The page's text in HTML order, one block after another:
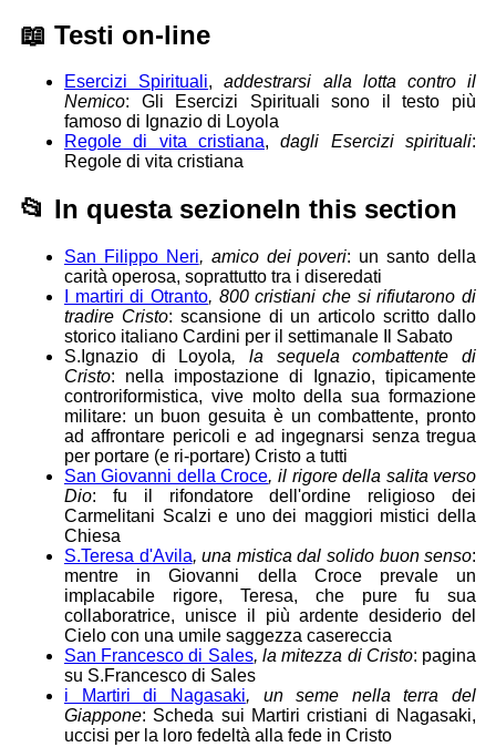
📖 Testi on-line
Esercizi Spirituali,addestrarsi alla lotta contro il
Nemico: Gli Esercizi Spirituali sono il testo più
famoso di Ignazio di Loyola
Regole di vita cristiana,dagli Esercizi spirituali:
Regole di vita cristiana
📂 In questa sezioneIn this section
San Filippo Neri, amico dei poveri: un santo della
carità operosa, soprattutto tra i diseredati
I martiri di Otranto, 800 cristiani che si rifiutarono di
tradire Cristo: scansione di un articolo scritto dallo
storico italiano Cardini per il settimanale Il Sabato
S.Ignazio di Loyola, la sequela combattente di
Cristo: nella impostazione di Ignazio, tipicamente
controriformistica, vive molto della sua formazione
militare: un buon gesuita è un combattente, pronto
ad affrontare pericoli e ad ingegnarsi senza tregua
per portare (e ri-portare) Cristo a tutti
San Giovanni della Croce, il rigore della salita verso
Dio: fu il rifondatore dell'ordine religioso dei
Carmelitani Scalzi e uno dei maggiori mistici della
Chiesa
S.Teresa d'Avila, una mistica dal solido buon senso:
mentre in Giovanni della Croce prevale un
implacabile rigore, Teresa, che pure fu sua
collaboratrice, unisce il più ardente desiderio del
Cielo con una umile saggezza casereccia
San Francesco di Sales, la mitezza di Cristo: pagina
su S.Francesco di Sales
i Martiri di Nagasaki, un seme nella terra del
Giappone: Scheda sui Martiri cristiani di Nagasaki,
uccisi per la loro fedeltà alla fede in Cristo